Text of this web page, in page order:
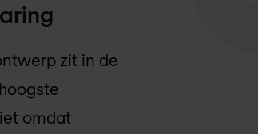
zit in de
omdat